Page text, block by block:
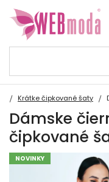
Krátke čipkované šaty
Dámske
čipkované
NOVINKY